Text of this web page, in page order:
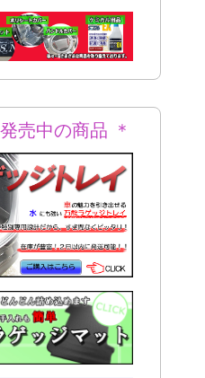
売中の商品 ＊
＊